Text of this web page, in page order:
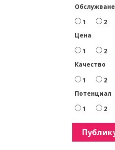
Обслужване
1 2
Цена
1
2
Качество
1
2
Потенциал
1
2